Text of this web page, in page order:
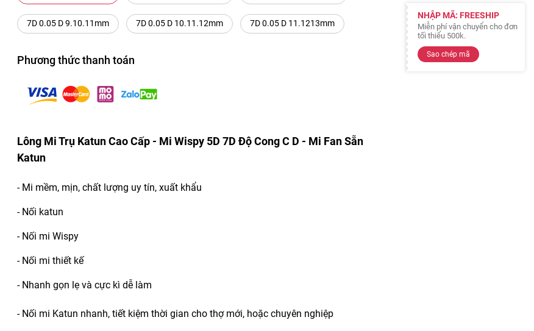
7D 0.05 D 9.10.11mm 7D 0.05 D 10.11.12mm 7D 0.05 D 11.1213mm
Phương thức thanh toán
Lông Mi Trụ Katun Cao Cấp - Mi Wispy 5D 7D Độ Cong C D - Mi Fan Sẵn
Katun
- Mi mềm, mịn, chất lượng uy tín, xuất khẩu
- Nối katun
- Nối mi Wispy
- Nối mi thiết kế
- Nhanh gọn lẹ và cực kì dễ làm
- Nối mi Katun nhanh, tiết kiệm thời gian cho thợ mới, hoặc chuyên nghiệp
NHẬP MÃ: FREESHIP
Miễn phí vận chuyển cho đơn
tối thiểu 500k.
Sao chép mã